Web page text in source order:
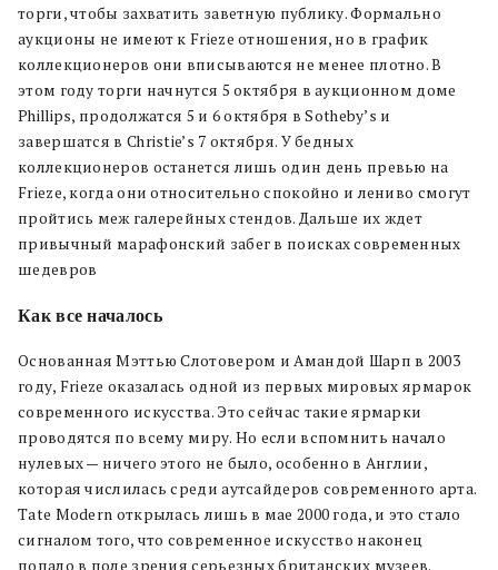
торги, чтобы захватить заветную публику. Формально
аукционы не имеют к Frieze отношения, но в график
коллекционеров они вписываются не менее плотно. В
этом году торги начнутся 5 октября в аукционном доме
Phillips, продолжатся 5 и 6 октября в Sotheby’s и
завершатся в Christie’s 7 октября. У бедных
коллекционеров останется лишь один день превью на
Frieze, когда они относительно спокойно и лениво смогут
пройтись меж галерейных стендов. Дальше их ждет
привычный марафонский забег в поисках современных
шедевров
Как все началось
Основанная Мэттью Слотовером и Амандой Шарп в 2003
году, Frieze оказалась одной из первых мировых ярмарок
современного искусства. Это сейчас такие ярмарки
проводятся по всему миру. Но если вспомнить начало
нулевых — ничего этого не было, особенно в Англии,
которая числилась среди аутсайдеров современного арта.
Tate Modern открылась лишь в мае 2000 года, и это стало
сигналом того, что современное искусство наконец
попало в поле зрения серьезных британских музеев.